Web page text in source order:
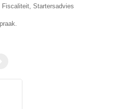
Fiscaliteit, Startersadvies